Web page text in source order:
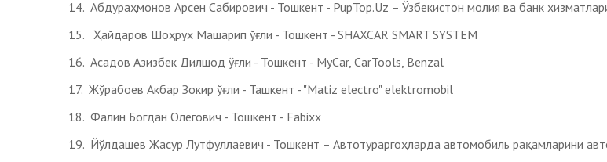
14. Абдураҳмонов Арсен Сабирович - Тошкент - PupTop.Uz – Ўзбекистон молия ва банк
15. Ҳайдаров Шоҳрух Машарип ўғли - Тошкент - SHAXCAR SMART SYSTEM
16. Асадов Азизбек Дилшод ўғли - Тошкент - MyCar, CarTools, Benzal
17. Жўрабоев Акбар Зокир ўғли - Ташкент - "Matiz electro" elektromobil
18. Фалин Богдан Олегович - Тошкент - Fabixx
19. Йўлдашев Жасур Лутфуллаевич - Тошкент – Автотураргоҳларда автомобиль рақамларини